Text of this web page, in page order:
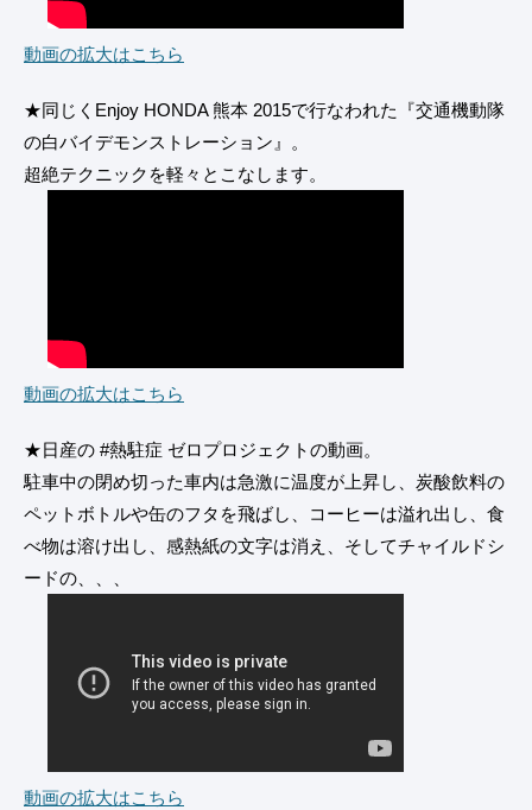
動画の拡大はこちら
★同じくEnjoy HONDA 熊本 2015で行なわれた『交通機動隊
の白バイデモンストレーション』。
超絶テクニックを軽々とこなします。
動画の拡大はこちら
★日産の #熱駐症 ゼロプロジェクトの動画。
駐車中の閉め切った車内は急激に温度が上昇し、炭酸飲料の
ペットボトルや缶のフタを飛ばし、コーヒーは溢れ出し、食
べ物は溶け出し、感熱紙の文字は消え、そしてチャイルドシ
ードの、、、
動画の拡大はこちら